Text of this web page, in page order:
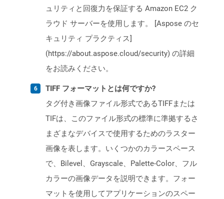
ュリティと回復力を保証する Amazon EC2 ク
ラウド サーバーを使用します。 [Aspose のセ
キュリティ プラクティス]
(https://about.aspose.cloud/security) の詳細
をお読みください。
TIFF フォーマットとは何ですか?
タグ付き画像ファイル形式であるTIFFまたは
TIFは、このファイル形式の標準に準拠するさ
まざまなデバイスで使用するためのラスター
画像を表します。いくつかのカラースペース
で、Bilevel、Grayscale、Palette-Color、フル
カラーの画像データを説明できます。フォー
マットを使用してアプリケーションのスペー